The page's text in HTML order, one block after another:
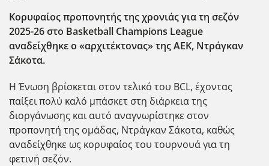
Κορυφαίος προπονητής της χρονιάς για τη σεζόν
2025-26 στο Basketball Champions League
αναδείχθηκε ο «αρχιτέκτονας» της ΑΕΚ, Ντράγκαν
Σάκοτα.
Η Ένωση βρίσκεται στον τελικό του BCL, έχοντας
παίξει πολύ καλό μπάσκετ στη διάρκεια της
διοργάνωσης και αυτό αναγνωρίστηκε στον
προπονητή της ομάδας, Ντράγκαν Σάκοτα, καθώς
αναδείχθηκε ως κορυφαίος του τουρνουά για τη
φετινή σεζόν.